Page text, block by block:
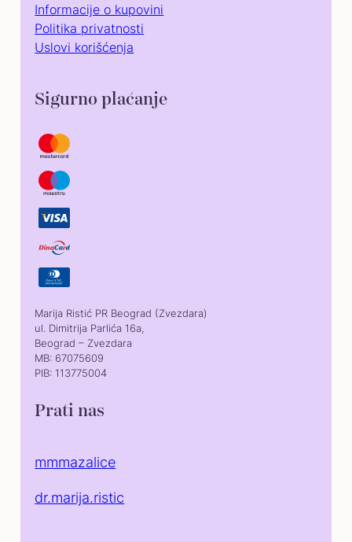
Informacije o kupovini
Politika privatnosti
Uslovi korišćenja
Sigurno plaćanje
Marija Ristić PR Beograd (Zvezdara)
ul. Dimitrija Parlića 16a,
Beograd – Zvezdara
MB: 67075609
PIB: 113775004
Prati nas
mmmazalice
dr.marija.ristic